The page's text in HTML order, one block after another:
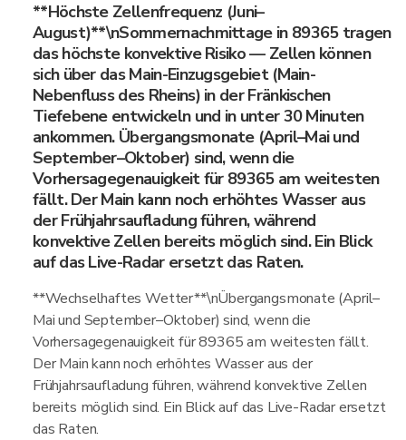
**Höchste Zellenfrequenz (Juni–
August)**\nSommernachmittage in 89365 tragen
das höchste konvektive Risiko — Zellen können
sich über das Main-Einzugsgebiet (Main-
Nebenfluss des Rheins) in der Fränkischen
Tiefebene entwickeln und in unter 30 Minuten
ankommen. Übergangsmonate (April–Mai und
September–Oktober) sind, wenn die
Vorhersagegenauigkeit für 89365 am weitesten
fällt. Der Main kann noch erhöhtes Wasser aus
der Frühjahrsaufladung führen, während
konvektive Zellen bereits möglich sind. Ein Blick
auf das Live-Radar ersetzt das Raten.
**Wechselhaftes Wetter**\nÜbergangsmonate (April–
Mai und September–Oktober) sind, wenn die
Vorhersagegenauigkeit für 89365 am weitesten fällt.
Der Main kann noch erhöhtes Wasser aus der
Frühjahrsaufladung führen, während konvektive Zellen
bereits möglich sind. Ein Blick auf das Live-Radar ersetzt
das Raten.